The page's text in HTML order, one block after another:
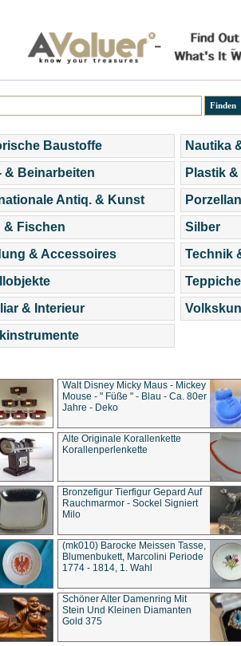
Baustoffe
& Beinarbeiten
Antiq. & Kunst
& Fischen
& Accessoires
& Interieur
Nautika
Plastik
Silber
Technik
Walt Disney Micky Maus - Mickey
Mouse - " Füße " - Blau - Ca. 80er
Jahre - Deko
Alte Originale Korallenkette
Korallenperlenkette
Bronzefigur Tierfigur Gepard Auf
Rauchmarmor - Sockel Signiert
Milo
(mk010) Barocke Meissen Tasse,
Blumenbukett, Marcolini Periode
1774 - 1814, 1. Wahl
Schöner Alter Damenring Mit
Stein Und Kleinen Diamanten
Gold 375